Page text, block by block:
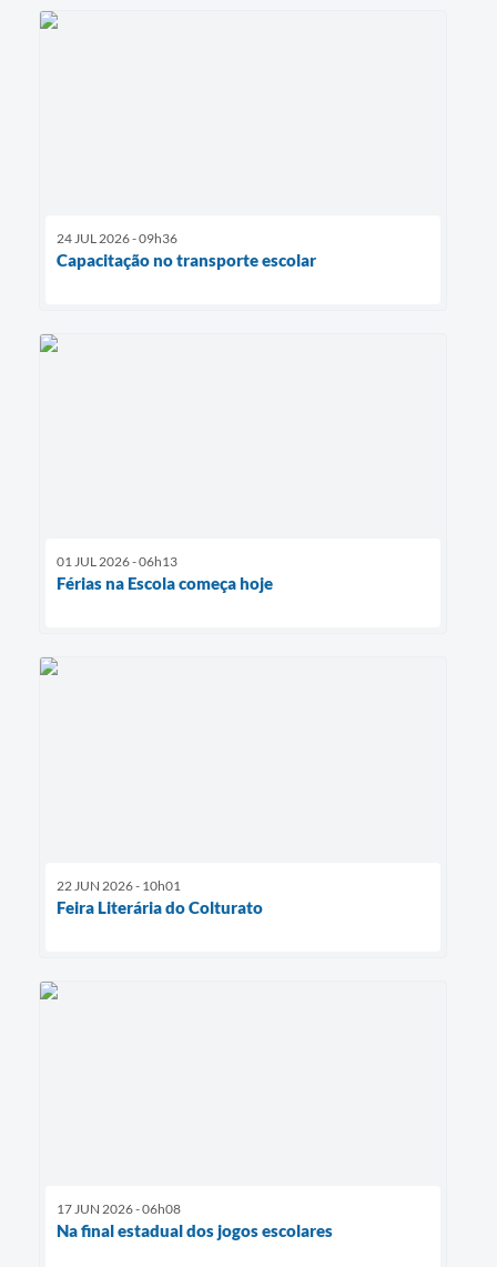
24 JUL 2026 - 09h36
Capacitação no transporte escolar
01 JUL 2026 - 06h13
Férias na Escola começa hoje
22 JUN 2026 - 10h01
Feira Literária do Colturato
17 JUN 2026 - 06h08
Na final estadual dos jogos escolares